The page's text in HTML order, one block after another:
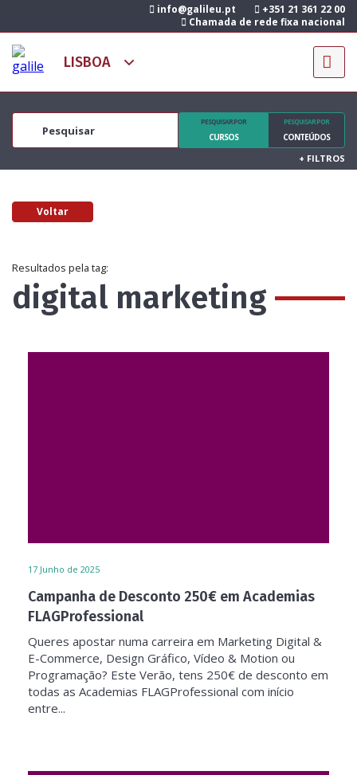
info@galileu.pt
+351 21 361 22 00
Chamada de rede fixa nacional
PESQUISAR POR
CURSOS
PESQUISAR POR
CONTEÚDOS
+ FILTROS
Voltar
Resultados pela tag:
digital marketing
17 Junho de 2025
Campanha de Desconto 250€ em Academias
FLAGProfessional
Queres apostar numa carreira em Marketing Digital &
E-Commerce, Design Gráfico, Vídeo & Motion ou
Programação? Este Verão, tens 250€ de desconto em
todas as Academias FLAGProfessional com início
entre...